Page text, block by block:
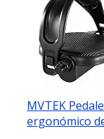
MVTEK
ergonómico